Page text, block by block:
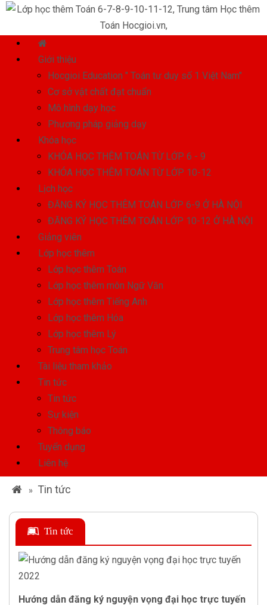
Giới thiệu
Hocgioi Education " Toán tư duy số 1 Việt Nam"
Cơ sở vật chất đạt chuẩn
Mô hình dạy học
Phương pháp giảng dạy
Khóa học
KHÓA HỌC THÊM TOÁN TỪ LỚP 6 - 9
KHÓA HỌC THÊM TOÁN TỪ LỚP 10-12
Lịch học
ĐĂNG KÝ HỌC THÊM TOÁN LỚP 6-9 Ở HÀ NỘI
ĐĂNG KÝ HỌC THÊM TOÁN LỚP 10-12 Ở HÀ NỘI
Giảng viên
Lớp học thêm
Lớp học thêm Toán
Lớp học thêm môn Ngữ Văn
Lớp học thêm Tiếng Anh
Lớp học thêm Hóa
Lớp học thêm Lý
Trung tâm học Toán
Tài liệu tham khảo
Tin tức
Tin tức
Sự kiện
Thông báo
Tuyển dụng
Liên hệ
» Tin tức
Tin tức
Hướng dẫn đăng ký nguyện vọng đại học trực tuyến